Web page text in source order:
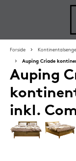
Forside Kontinentalsenge
Auping Criade
Auping
inkl.